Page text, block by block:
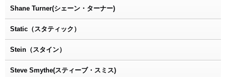
Shane Turner(シェーン・ターナー)
Static（スタティック）
Stein（スタイン）
Steve Smythe(スティーブ・スミス)